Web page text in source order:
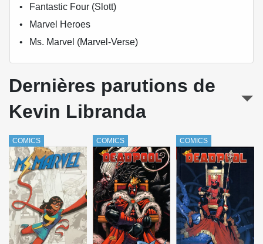
Fantastic Four (Slott)
Marvel Heroes
Ms. Marvel (Marvel-Verse)
Dernières parutions de
Kevin Libranda
COMICS COMICS COMICS